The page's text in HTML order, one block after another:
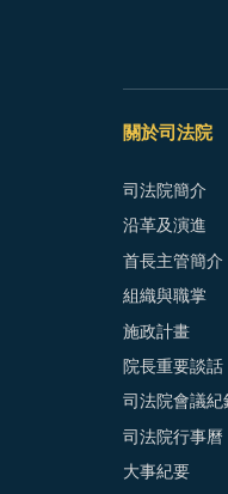
關於司法院
司法院簡介
沿革及演進
首長主管簡介
組織與職掌
施政計畫
院長重要談話
司法院會議紀
司法院行事曆
大事紀要